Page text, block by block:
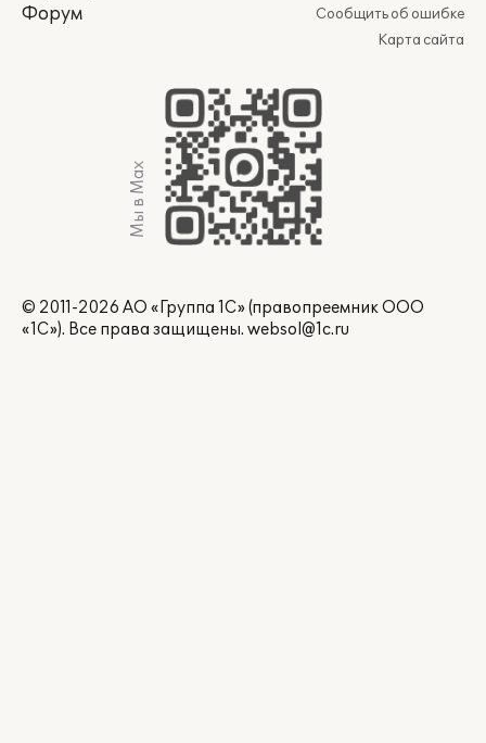
Форум
Сообщить об ошибке
Карта сайта
Мы в Max
© 2011-2026 АО «Группа 1С» (правопреемник ООО
«1С»). Все права защищены. websol@1c.ru